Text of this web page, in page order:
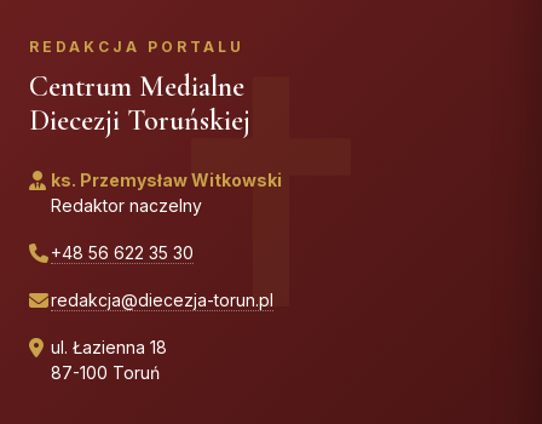
REDAKCJA PORTALU
Centrum Medialne
Diecezji Toruńskiej
ks. Przemysław Witkowski
Redaktor naczelny
+48 56 622 35 30
redakcja@diecezja-torun.pl
ul. Łazienna 18
87-100 Toruń